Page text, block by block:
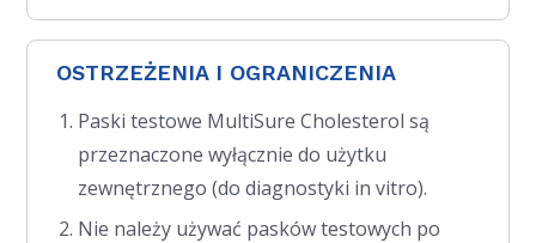
OSTRZEŻENIA I OGRANICZENIA
Paski testowe MultiSure Cholesterol są
przeznaczone wyłącznie do użytku
zewnętrznego (do diagnostyki in vitro).
Nie należy używać pasków testowych po